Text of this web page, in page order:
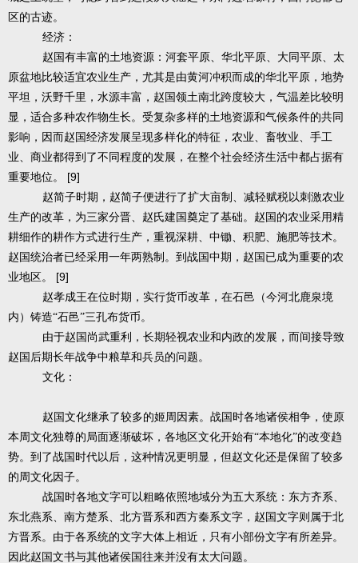
区的古迹。
经济：
赵国有丰富的土地资源：河套平原、华北平原、大同平原、太
原盆地比较适宜农业生产，尤其是由黄河冲积而成的华北平原，地势
平坦，沃野千里，水源丰富，赵国领土南北跨度较大，气温差比较明
显，适合多种农作物生长。受复杂多样的土地资源和气候条件的共同
影响，因而赵国经济发展呈现多样化的特征，农业、畜牧业、手工
业、商业都得到了不同程度的发展，在整个社会经济生活中都占据有
重要地位。
[9]
赵简子时期，赵简子便进行了扩大亩制、减轻赋税以刺激农业
生产的改革，为三家分晋、赵氏建国奠定了基础。赵国的农业采用精
耕细作的耕作方式进行生产，重视深耕、中锄、积肥、施肥等技术。
赵国统治者已经采用一年两熟制。到战国中期，赵国已成为重要的农
业地区。
[9]
赵孝成王在位时期，实行货币改革，在石邑（今河北鹿泉境
内）铸造“石邑”三孔布货币。
由于赵国尚武重利，长期轻视农业和内政的发展，而间接导致
赵国后期长年战争中粮草和兵员的问题。
文化：
赵国文化继承了较多的姬周因素。战国时各地诸侯相争，使原
本周文化独尊的局面逐渐破坏，各地区文化开始有“本地化”的改变趋
势。到了战国时代以后，这种情况更明显，但赵文化还是保留了较多
的周文化因子。
战国时各地文字可以粗略依照地域分为五大系统：东方齐系、
东北燕系、南方楚系、北方晋系和西方秦系文字，赵国文字则属于北
方晋系。由于各系统的文字大体上相近，只有小部份文字有所差异。
因此赵国文书与其他诸侯国往来并没有太大问题。